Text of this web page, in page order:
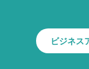
ビジネス